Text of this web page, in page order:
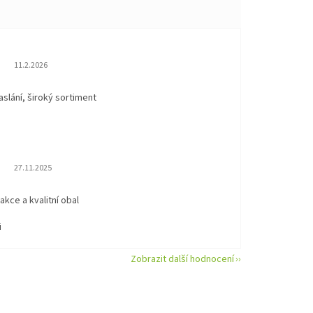
Hodnocení obchodu je 5 z 5 hvězdiček.
11.2.2026
široký sortiment
Hodnocení obchodu je 5 z 5 hvězdiček.
27.11.2025
a kvalitní obal
Zobrazit další hodnocení